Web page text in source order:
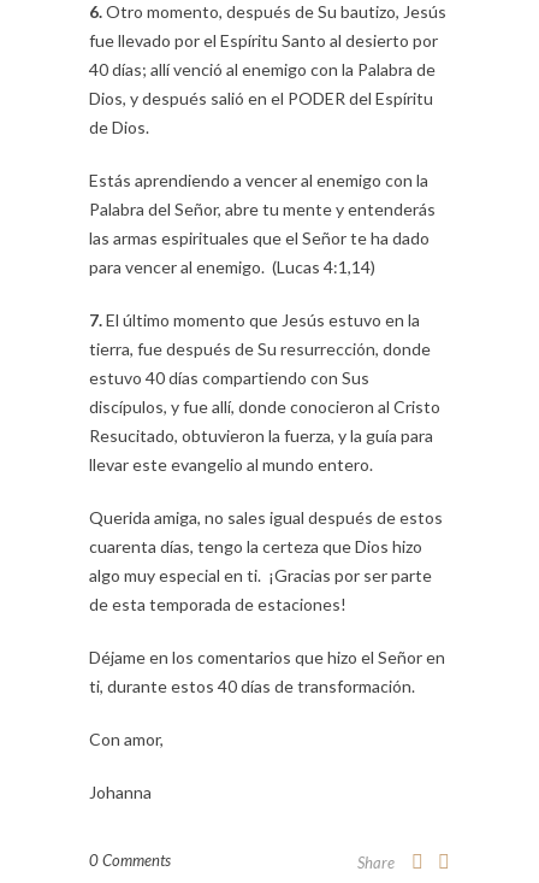
6.Otro momento, después de Su bautizo, Jesús
fue llevado por el Espíritu Santo al desierto por
40 días; allí venció al enemigo con la Palabra de
Dios, y después salió en el PODER del Espíritu
de Dios.
Estás aprendiendo a vencer al enemigo con la
Palabra del Señor, abre tu mente y entenderás
las armas espirituales que el Señor te ha dado
para vencer al enemigo. (Lucas 4:1,14)
7.El último momento que Jesús estuvo en la
tierra, fue después de Su resurrección, donde
estuvo 40 días compartiendo con Sus
discípulos, y fue allí, donde conocieron al Cristo
Resucitado, obtuvieron la fuerza, y la guía para
llevar este evangelio al mundo entero.
Querida amiga, no sales igual después de estos
cuarenta días, tengo la certeza que Dios hizo
algo muy especial en ti. ¡Gracias por ser parte
de esta temporada de estaciones!
Déjame en los comentarios que hizo el Señor en
ti, durante estos 40 días de transformación.
Con amor,
Johanna
0 Comments Share